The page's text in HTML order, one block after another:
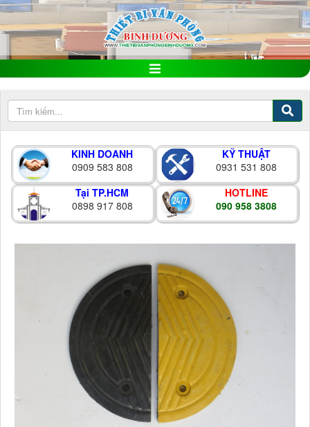
KINH DOANH
0909 583 808
KỸ THUẬT
0931 531 808
Tại TP.HCM
0898 917 808
HOTLINE
090 958 3808